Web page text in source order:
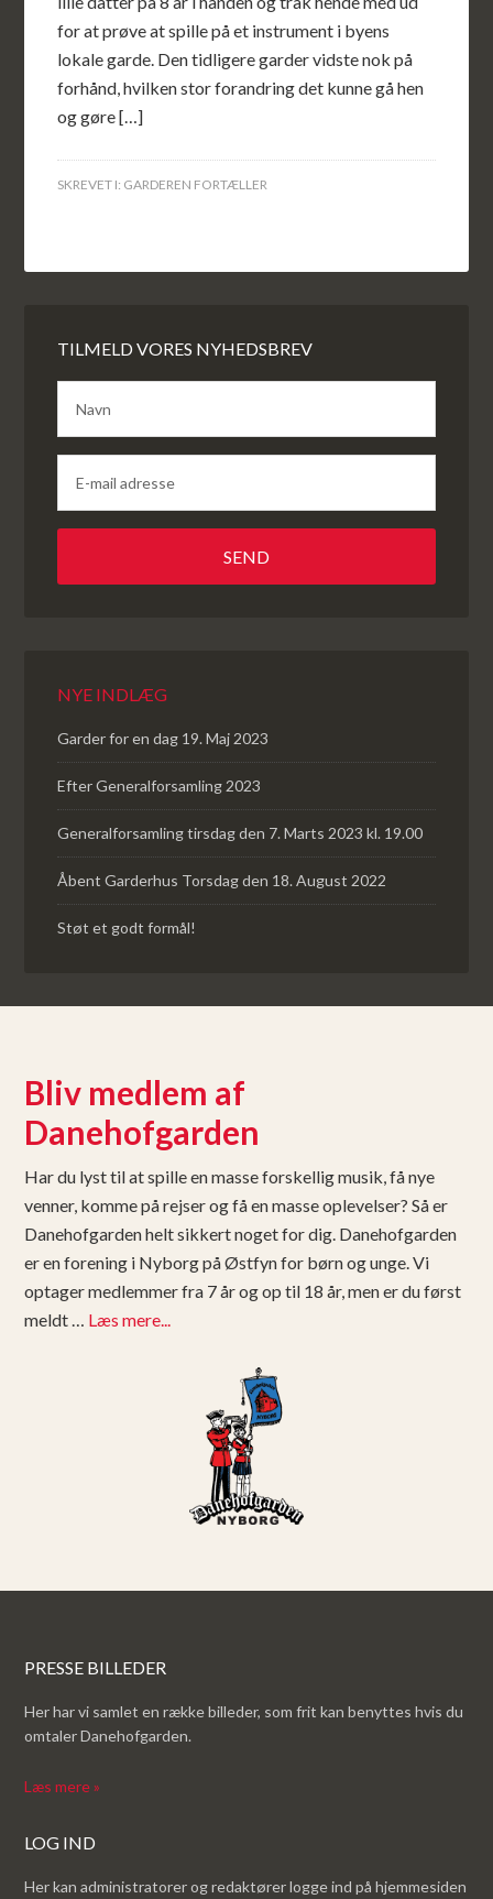
for at prøve at spille på et instrument i byens
lokale garde. Den tidligere garder vidste nok på
forhånd, hvilken stor forandring det kunne gå hen
og gøre […]
SKREVET I: GARDEREN FORTÆLLER
TILMELD VORES NYHEDSBREV
NYE INDLÆG
Garder for en dag 19. Maj 2023
Efter Generalforsamling 2023
Generalforsamling tirsdag den 7. Marts 2023 kl. 19.00
Åbent Garderhus Torsdag den 18. August 2022
Støt et godt formål!
Bliv medlem af
Danehofgarden
Har du lyst til at spille en masse forskellig musik, få nye
venner, komme på rejser og få en masse oplevelser? Så er
Danehofgarden helt sikkert noget for dig. Danehofgarden
er en forening i Nyborg på Østfyn for børn og unge. Vi
optager medlemmer fra 7 år og op til 18 år, men er du først
meldt … Læs mere...
PRESSE BILLEDER
Her har vi samlet en række billeder, som frit kan benyttes hvis du
omtaler Danehofgarden.
Læs mere »
LOG IND
Her kan administratorer og redaktører logge ind på hjemmesiden